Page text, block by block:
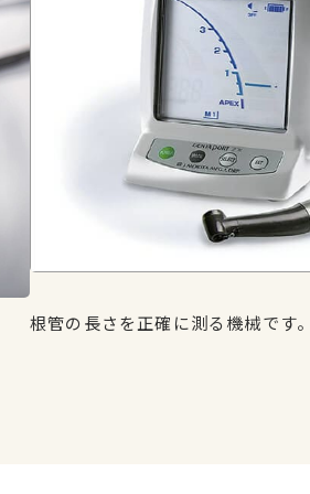
根管の長さを正確に測る機械です